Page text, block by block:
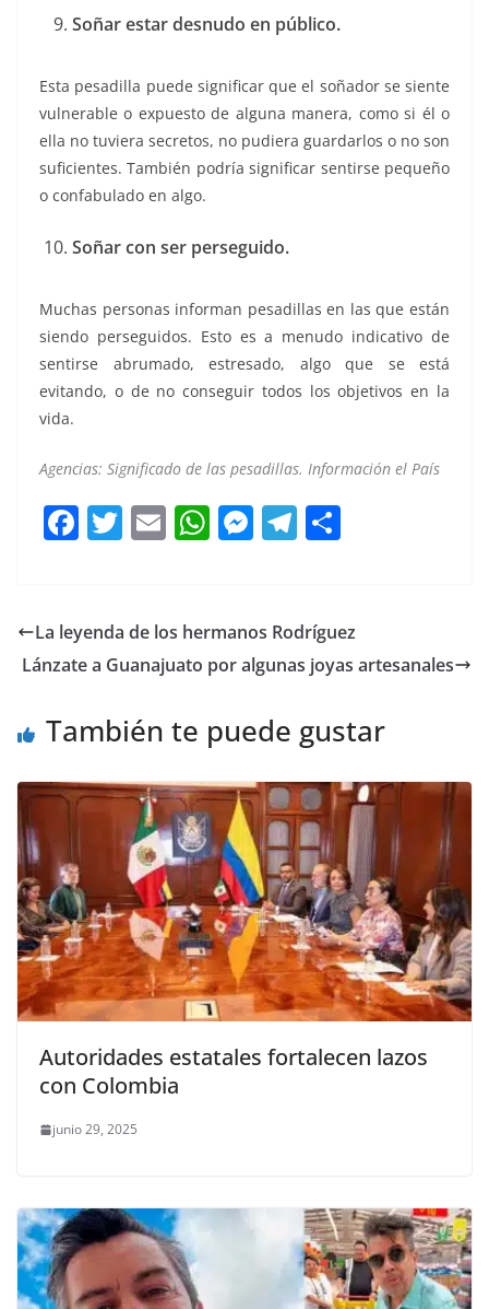
Soñar estar desnudo en público.
Esta pesadilla puede significar que el soñador se siente
vulnerable o expuesto de alguna manera, como si él o
ella no tuviera secretos, no pudiera guardarlos o no son
suficientes. También podría significar sentirse pequeño
o confabulado en algo.
Soñar con ser perseguido.
Muchas personas informan pesadillas en las que están
siendo perseguidos. Esto es a menudo indicativo de
sentirse abrumado, estresado, algo que se está
evitando, o de no conseguir todos los objetivos en la
vida.
Agencias: Significado de las pesadillas. Información el País
F
e
b
o
T
er
E
l
W
s
A
p
M
e
n
er
T
gr
a
p
ar
La leyenda de los hermanos Rodríguez
Lánzate a Guanajuato por algunas joyas artesanales
También te puede gustar
Autoridades estatales fortalecen lazos
con Colombia
junio 29, 2025